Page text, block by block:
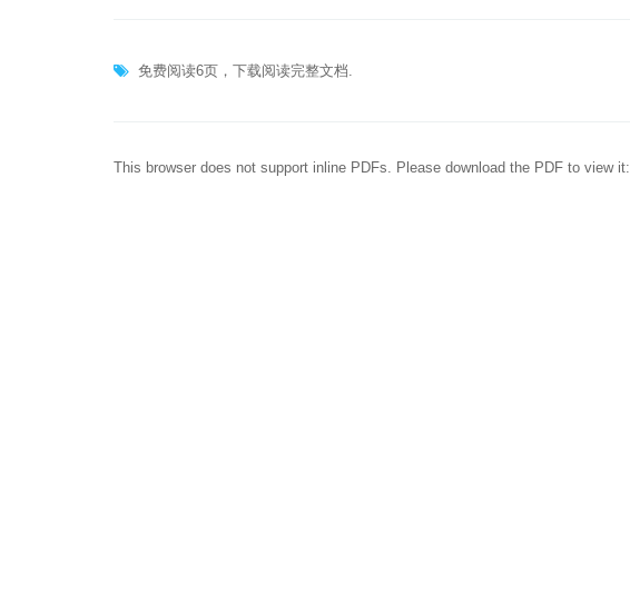
免费阅读6页，下载阅读完整文档.
This browser does not support inline PDFs. Please download the PDF to view it: